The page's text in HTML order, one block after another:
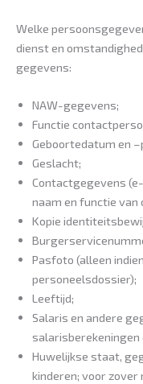
Welke
dienst en
gegevens:
NAW-gegevens;
Functie
Geboortedatum en
Geslacht;
Contactgegevens
naam en functie van
Kopie
Pasfoto (alleen
personeelsdossier);
Leeftijd;
Salaris en andere
salarisberekeningen
Huwelijkse staat,
kinderen; voor